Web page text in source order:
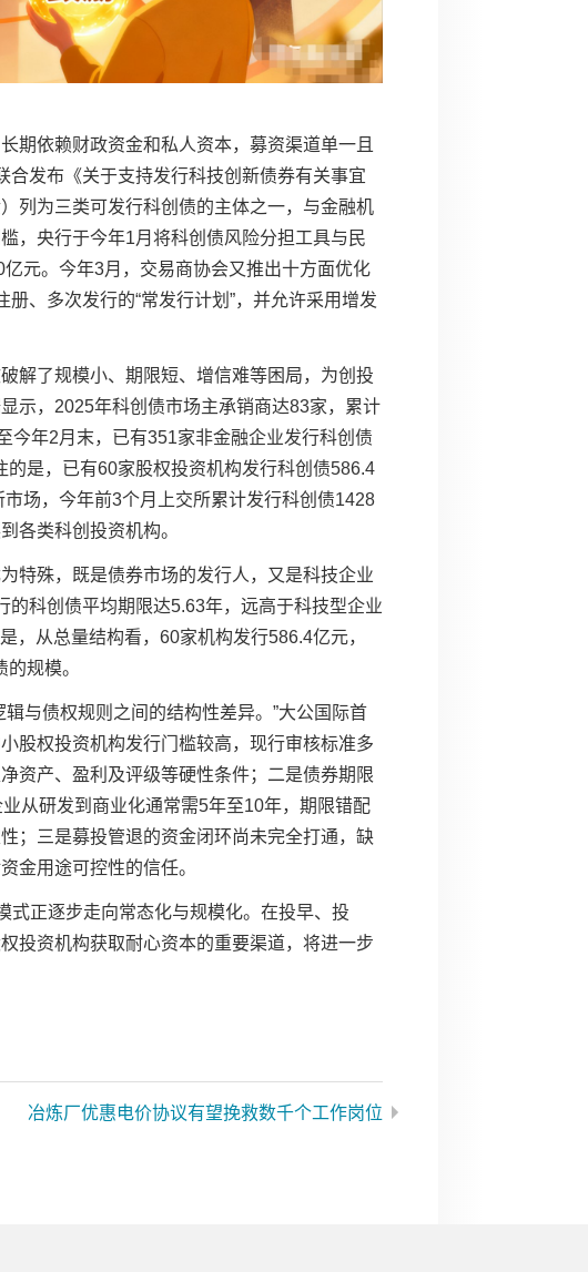
依赖财政资金和私人资本，募资渠道单一且
合发布《关于支持发行科技创新债券有关事宜
列为三类可发行科创债的主体之一，与金融机
，央行于今年1月将科创债风险分担工具与民
元。今年3月，交易商协会又推出十方面优化
、多次发行的“常发行计划”，并允许采用增发
了规模小、期限短、增信难等困局，为创投
示，2025年科创债市场主承销商达83家，累计
今年2月末，已有351家非金融企业发行科创债
是，已有60家股权投资机构发行科创债586.4
场，今年前3个月上交所累计发行科创债1428
各类科创投资机构。
殊，既是债券市场的发行人，又是科技企业
的科创债平均期限达5.63年，远高于科技型企业
，从总量结构看，60家机构发行586.4亿元，
规模。
与债权规则之间的结构性差异。”大公国际首
股权投资机构发行门槛较高，现行审核标准多
资产、盈利及评级等硬性条件；二是债券期限
从研发到商业化通常需5年至10年，期限错配
；三是募投管退的资金闭环尚未完全打通，缺
金用途可控性的信任。
正逐步走向常态化与规模化。在投早、投
投资机构获取耐心资本的重要渠道，将进一步
冶炼厂优惠电价协议有望挽救数千个工作岗位